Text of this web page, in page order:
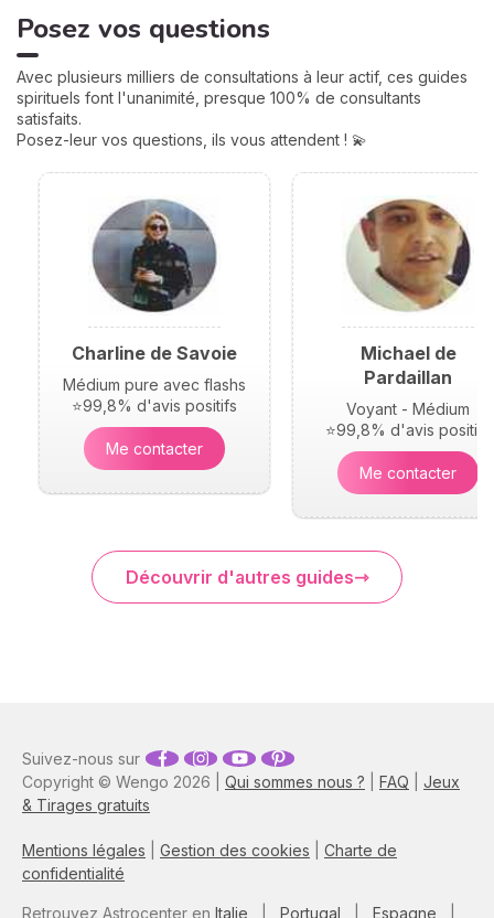
Posez vos questions
Avec plusieurs milliers de consultations à leur actif, ces guides
spirituels font l'unanimité, presque 100% de consultants
satisfaits.
Posez-leur vos questions, ils vous attendent ! 💫
Charline de Savoie
Médium pure avec flashs
⭐99,8% d'avis positifs
Me contacter
Michael de
Pardaillan
Voyant - Médium
⭐99,8% d'avis positifs
Me contacter
Découvrir d'autres guides
Copyright © Wengo 2026 | Qui sommes nous ? FAQ
Jeux
& Tirages gratuits
Mentions légales Gestion des cookies
Charte de
confidentialité
Suivez-nous sur
Retrouvez Astrocenter en Italie Portugal Espagne